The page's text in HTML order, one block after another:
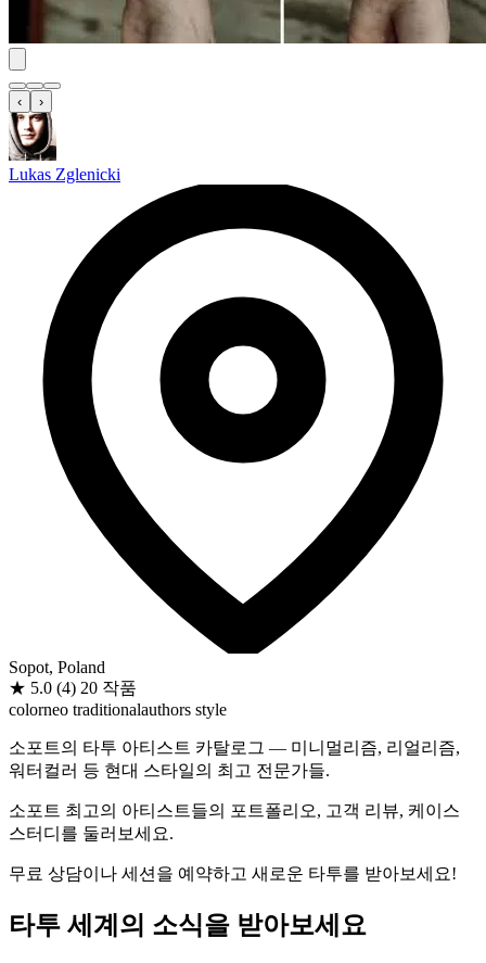
‹ ›
Lukas Zglenicki
Sopot, Poland
★ 5.0 (4) 20 작품
colorneo traditionalauthors style
소포트의 타투 아티스트 카탈로그 — 미니멀리즘, 리얼리즘,
워터컬러 등 현대 스타일의 최고 전문가들.
소포트 최고의 아티스트들의 포트폴리오, 고객 리뷰, 케이스
스터디를 둘러보세요.
무료 상담이나 세션을 예약하고 새로운 타투를 받아보세요!
타투 세계의 소식을 받아보세요